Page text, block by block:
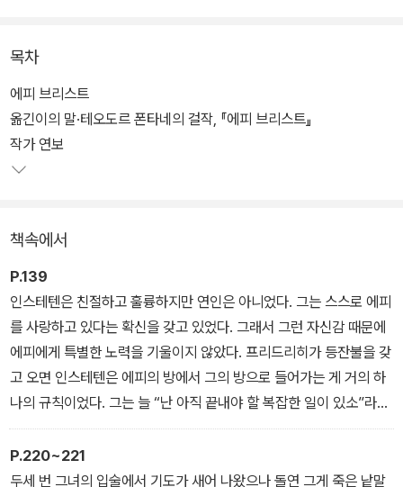
주인공 에피 브리스트는 북부 독일의 한 귀족 집안의 무남독녀로 발
랄하고 귀여운 17세의 소녀다. 소설은 그녀가 자신의 어머니에게 구
애하다 실패한 적도 있던 21세 연상의 남자 인스테텐 남작과 조건에
맞춰 결혼을 한 후 다른 남자와 우연히 불륜을 저지르며 겪게 되는 비
극적인 운명을 다루고 있다.
재로 하고 있다. 폰타네는 주인공 에피가 결혼, 간통, 결투, 이혼을 겪
으며 파멸될 때까지의 과정을 담담한 문체로 묘사하여 인습에 사로잡
혀 인간성을 잃어버린 당대 프로이센 귀족 사회의 위기를 적나라하게
보여준다. 여성의 운명을 주제로 하여 당대 사회 현실을 비판한 가장
성공적인 사회소설로 평가된다.
목차
에피 브리스트
옮긴이의 말·테오도르 폰타네의 걸작, 『에피 브리스트』
작가 연보
책속에서
P.139
인스테텐은 친절하고 훌륭하지만 연인은 아니었다. 그는 스스로 에피
를 사랑하고 있다는 확신을 갖고 있었다. 그래서 그런 자신감 때문에
에피에게 특별한 노력을 기울이지 않았다. 프리드리히가 등잔불을 갖
고 오면 인스테텐은 에피의 방에서 그의 방으로 들어가는 게 거의 하
나의 규칙이었다. 그는 늘 “난 아직 끝내야 할 복잡한 일이 있소”라는
말을 남겼다. 문에 커튼이 쳐져 있어서 법률 서류 넘기는 소리, 심지어
는 펜을 끼적거리는 소리를 들을 수 있는 것이 전부였다. 이럴 때면 롤
로가 와서 그녀 앞에 있는 벽난로 양탄자 위에 엎드렸다. 마치 ‘제가
P.220~221
두세 번 그녀의 입술에서 기도가 새어 나왔으나 돌연 그게 죽은 낱말